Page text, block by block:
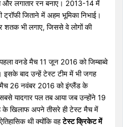
और लगातार रन बनाए। 2013-14 में
जिताने में अहम भूमिका निभाई।
शतक भी लगाए, जिससे वे लोगों की
वनडे मैच 11 जून 2016 को जिम्बाब्वे
बाद उन्हें टेस्ट टीम में भी जगह
मैच 26 नवंबर 2016 को इंग्लैंड के
यादगार पल तब आया जब उन्होंने 19
के खिलाफ अपने तीसरे ही टेस्ट मैच में
थी क्योंकि वहटेस्ट क्रिकेट में